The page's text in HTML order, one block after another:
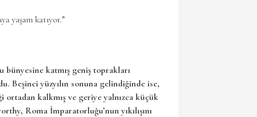
yaşam katıyor.”
bünyesine katmış geniş toprakları
Beşinci yüzyılın sonuna gelindiğinde ise,
ortadan kalkmış ve geriye yalnızca küçük
Roma İmparatorluğu’nun yıkılışını